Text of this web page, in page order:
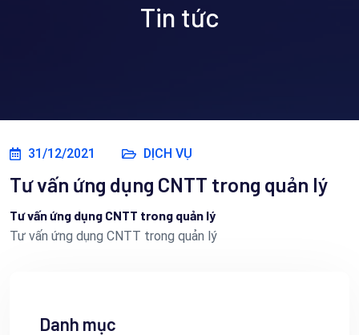
Tin tức
31/12/2021 DỊCH VỤ
Tư vấn ứng dụng CNTT trong quản lý
Tư vấn ứng dụng CNTT trong quản lý
Tư vấn ứng dụng CNTT trong quản lý
Danh mục